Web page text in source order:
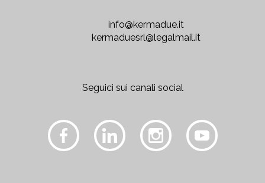
info@kermadue.it
kermaduesrl@legalmail.it
Seguici sui canali social